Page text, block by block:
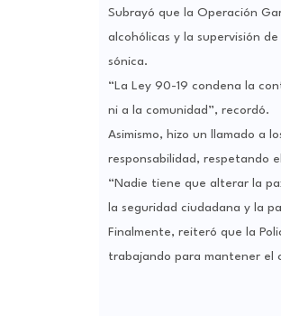
Subrayó que la Operación
alcohólicas y la supervisión
sónica.
“La Ley 90-19 condena la
ni a la comunidad”, recordó.
Asimismo, hizo un llamado a
responsabilidad, respetando
“Nadie tiene que alterar la
la seguridad ciudadana y la
Finalmente, reiteró que la
trabajando para mantener el